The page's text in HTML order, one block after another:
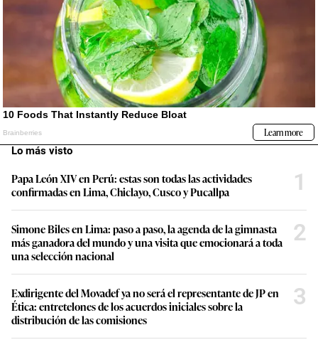
Lo más visto
Papa León XIV en Perú: estas son todas las actividades
confirmadas en Lima, Chiclayo, Cusco y Pucallpa
1
Simone Biles en Lima: paso a paso, la agenda de la gimnasta
más ganadora del mundo y una visita que emocionará a toda
una selección nacional
2
Exdirigente del Movadef ya no será el representante de JP en
Ética: entretelones de los acuerdos iniciales sobre la
distribución de las comisiones
3